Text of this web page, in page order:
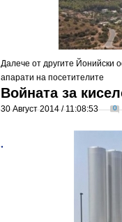
Далече от другите Йонийски
апарати на посетителите
Войната за
30 Август 2014 / 11:08:53 0